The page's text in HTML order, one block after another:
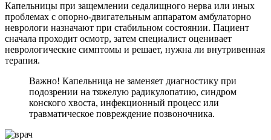
Капельницы при защемлении седалищного нерва или иных
проблемах с опорно-двигательным аппаратом амбулаторно
неврологи назначают при стабильном состоянии. Пациент
сначала проходит осмотр, затем специалист оценивает
неврологические симптомы и решает, нужна ли внутривенная
терапия.
Важно! Капельница не заменяет диагностику при
подозрении на тяжелую радикулопатию, синдром
конского хвоста, инфекционный процесс или
травматическое повреждение позвоночника.